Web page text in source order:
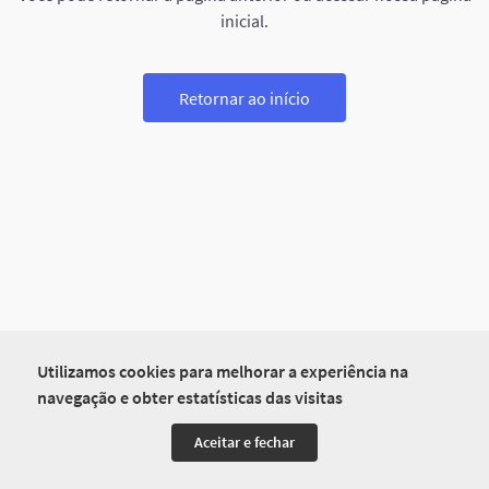
Utilizamos cookies para melhorar a experiência na
navegação e obter estatísticas das visitas
Aceitar e fechar
inicial.
Retornar ao início